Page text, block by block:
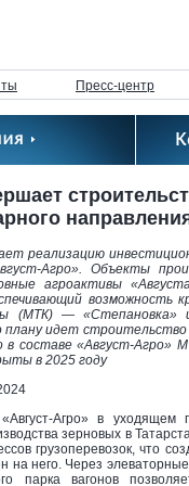
Пресс-центр
реализацию
Агро». Объекты
агроактивы
возможность
(МТК) — «Степановка»
идет строительство
в составе «Август-Агро»
в 2025 году
Агро» в
зерновых в
грузоперевозок, что
на него. Через
парка вагонов